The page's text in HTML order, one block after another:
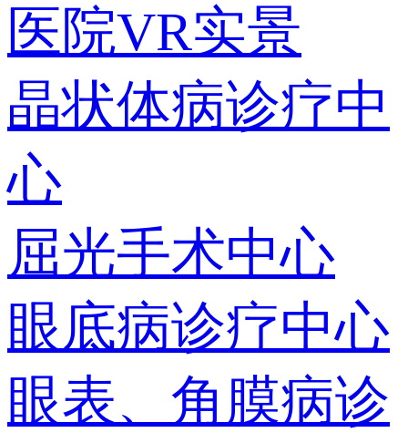
医院VR实景
晶状体病诊疗中
心
屈光手术中心
眼底病诊疗中心
眼表、角膜病诊